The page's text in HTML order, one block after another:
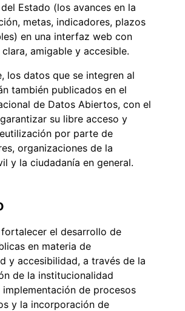
Estado (los avances en la
metas, indicadores, plazos
en una interfaz web con
amigable y accesible.
los datos que se integren al
también publicados en el
de Datos Abiertos, con el
su libre acceso y
por parte de
organizaciones de la
y la ciudadanía en general.
el desarrollo de
en materia de
y accesibilidad, a través de la
de la institucionalidad
implementación de procesos
y la incorporación de